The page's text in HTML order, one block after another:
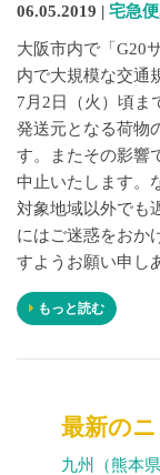
06.05.2019 | 宅急便
大阪市内で「G20
内で大規模な交通
7月2日（火）頃ま
発送元となる荷物
す。またその影響
中止いたします。
対象地域以外でも
にはご迷惑をおか
すようお願い申し
もっと読む
最新の
九州（熊本